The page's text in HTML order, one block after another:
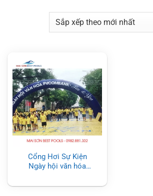
Cổng Hơi Sự Kiện
Ngày hội văn hóa
Nội